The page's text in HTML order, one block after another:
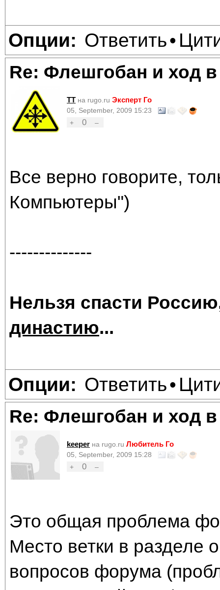
Опции: Ответить•
Re: Флешгобан и ход в
TT на rugo.ru Эксперт Го
05, September, 2009 15:23
+
0 –
Все верно говорите,
Компьютеры")
--------------
Нельзя спасти
династию...
Опции: Ответить•
Re: Флешгобан и ход в
keeper на rugo.ru Любитель Го
05, September, 2009 15:28
+
0 –
Это общая проблема
Место ветки в разделе
вопросов форума